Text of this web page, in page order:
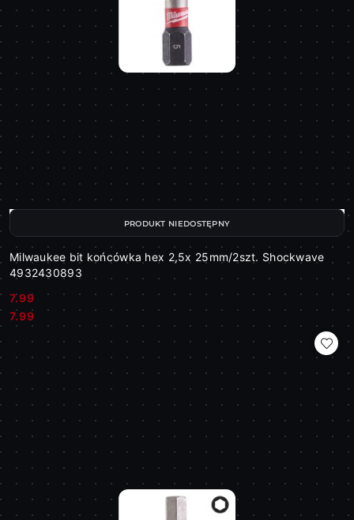
Milwaukee bit końcówka hex 2,5x 25mm/2szt. Shockwave
4932430893
Cena:
7.99
Cena:
7.99
PRODUKT NIEDOSTĘPNY